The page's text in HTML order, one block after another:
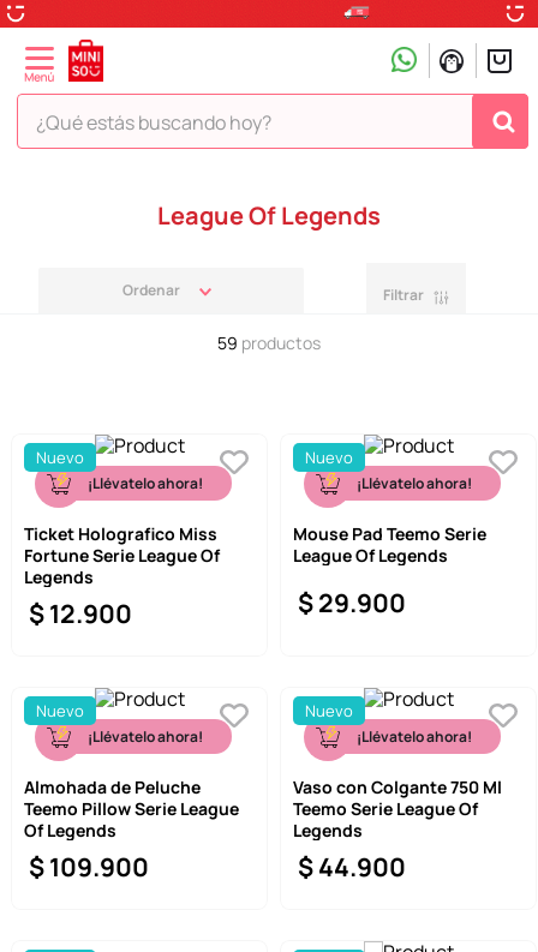
¿Qué estás buscando hoy?
League Of Legends
Filtrar
59 productos
Nuevo
¡Llévatelo ahora!
Ticket Holografico Miss
Fortune Serie League Of
Legends
$12.900
Nuevo
¡Llévatelo ahora!
Mouse Pad Teemo Serie
League Of Legends
$29.900
Nuevo
¡Llévatelo ahora!
Almohada de Peluche
Teemo Pillow Serie League
Of Legends
$109.900
Nuevo
¡Llévatelo ahora!
Vaso con Colgante 750 Ml
Teemo Serie League Of
Legends
$44.900
6.
toy story
7
disney
8
termos
9.
one piece
10 . llaveros